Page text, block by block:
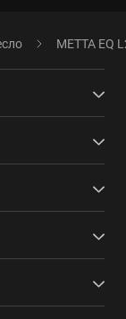
METTA EQ